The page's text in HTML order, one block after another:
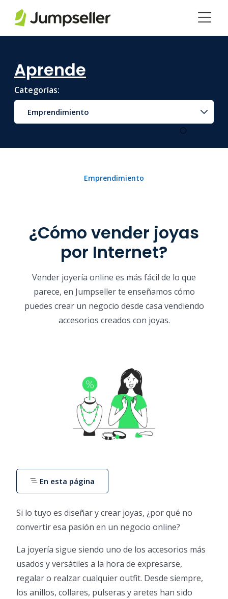
Aprende
Categorías:
Emprendimiento
Emprendimiento
¿Cómo vender joyas
por Internet?
Vender joyería online es más fácil de lo que
parece, en Jumpseller te enseñamos cómo
puedes crear un negocio desde casa vendiendo
accesorios creados con joyas.
Si lo tuyo es diseñar y crear joyas, ¿por qué no
convertir esa pasión en un negocio online?
La joyería sigue siendo uno de los accesorios más
usados y versátiles a la hora de expresarse,
regalar o realzar cualquier outfit. Desde siempre,
los anillos, collares, pulseras y aretes han sido
En esta página